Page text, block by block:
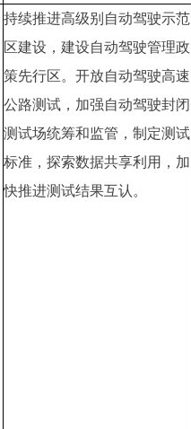
持续推进高级别自动驾驶示范
区建设，建设自动驾驶管理政
策先行区。开放自动驾驶高速
公路测试，加强自动驾驶封闭
测试场统筹和监管，制定测试
标准，探索数据共享利用，加
快推进测试结果互认。